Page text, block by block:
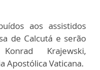
aos assistidos
de Calcutá e serão
Krajewski,
Apostólica Vaticana.